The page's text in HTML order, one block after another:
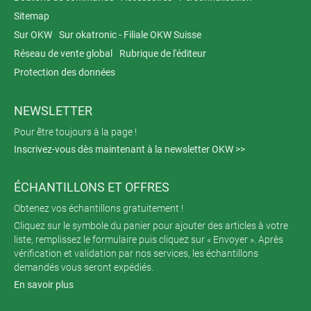
Sitemap
Sur OKW
Sur okatronic - Filiale OKW Suisse
Réseau de vente global
Rubrique de l'éditeur
Protection des données
NEWSLETTER
Pour être toujours à la page !
Inscrivez-vous dès maintenant à la newsletter OKW >>
ÉCHANTILLONS ET OFFRES
Obtenez vos échantillons gratuitement !
Cliquez sur le symbole du panier pour ajouter des articles à votre
liste, remplissez le formulaire puis cliquez sur « Envoyer ». Après
vérification et validation par nos services, les échantillons
demandés vous seront expédiés.
En savoir plus